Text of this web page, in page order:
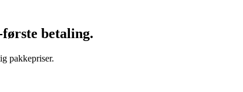
betaling.
pakkepriser.